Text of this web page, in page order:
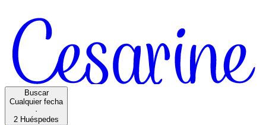
Buscar
Cualquier fecha
·
2 Huéspedes